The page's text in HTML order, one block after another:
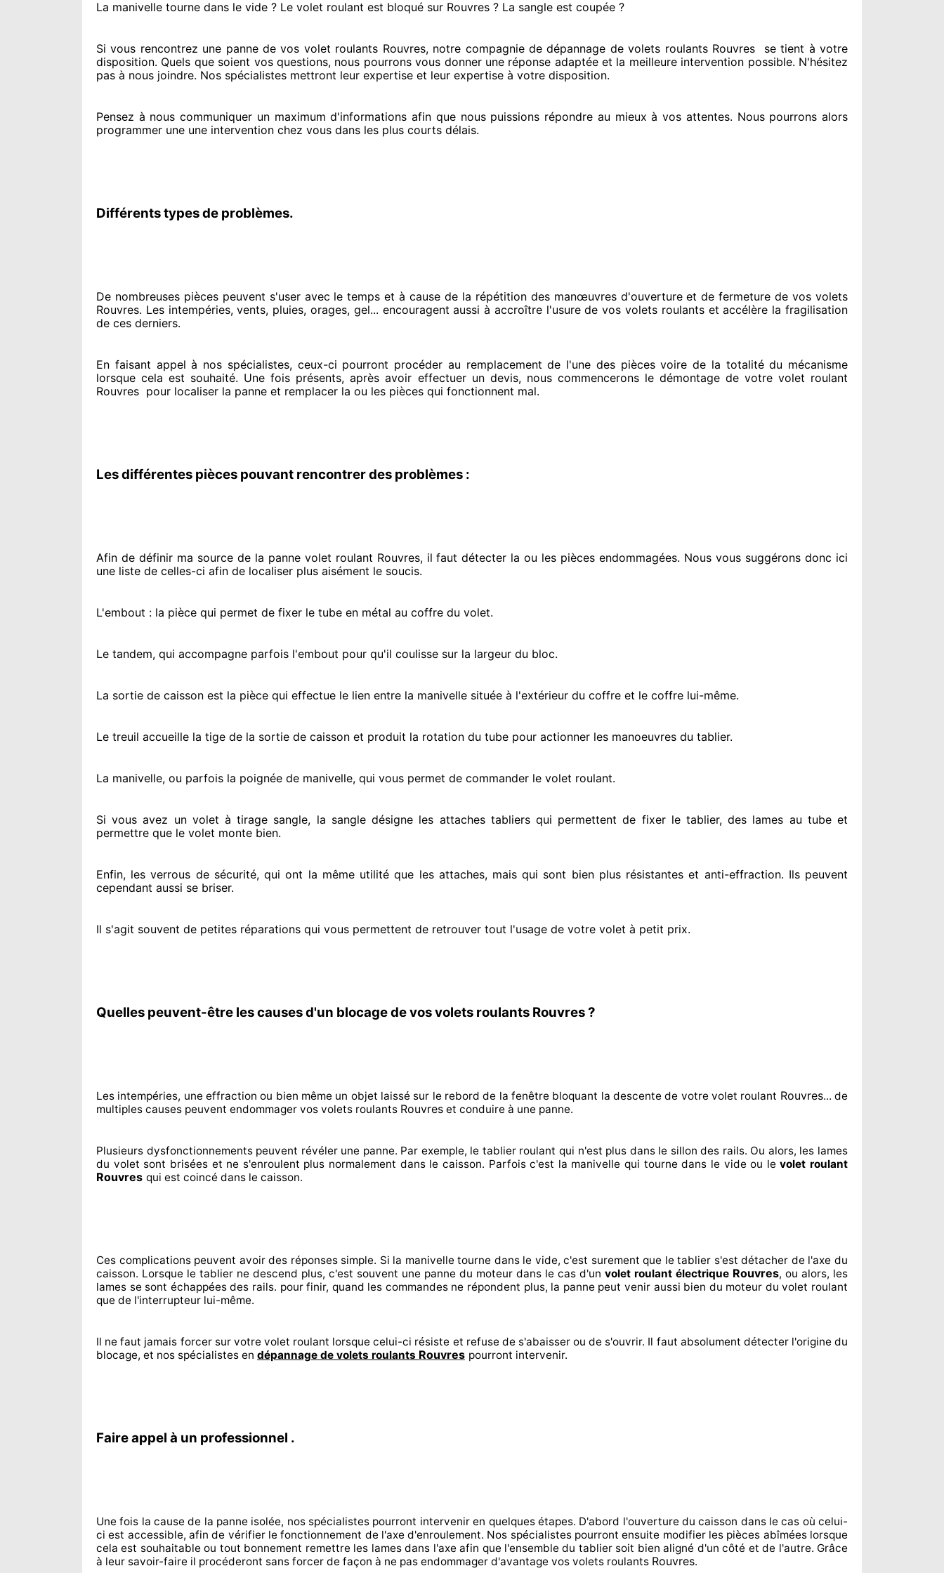
La manivelle tourne dans le vide ? Le volet roulant est bloqué sur Rouvres ? La sangle est coupée ?
Si vous rencontrez une panne de vos volet roulants Rouvres, notre compagniede dépannage de volets roulants Rouvres se tient à votre
disposition. Quels que soient vos questions, nous pourrons vous donnerune réponse adaptéeet la meilleure intervention possible. N'hésitez
pas à nous joindre. Nos spécialistes mettront leur expertise et leur expertise à votre disposition.
Pensez à nous communiquer un maximum d'informations afin que nous puissions répondre au mieux à vos attentes. Nous pourrons alors
programmer une une intervention chez vous dans les plus courts délais.
Différents types de problèmes.
De nombreuses pièces peuvent s'user avec le temps et à cause de la répétition des manœuvres d'ouverture et de fermeture de vos volets
Rouvres. Les intempéries, vents, pluies, orages, gel... encouragent aussi à accroîtrel'usure de vos volets roulants et accélère la fragilisation
de ces derniers.
En faisant appel à nos spécialistes, ceux-ci pourront procéder au remplacement de l'une des pièces voire de la totalitédu mécanisme
lorsque cela est souhaité. Une fois présents, après avoir effectuerun devis, nous commencerons ledémontage de votre volet roulant
Rouvres pour localiser la panne et remplacer la ou les pièces qui fonctionnent mal.
Les différentes pièces pouvant rencontrer des problèmes :
Afin de définir ma sourcede la panne volet roulant Rouvres, il faut détecter la ou les pièces endommagées. Nous vous suggérons donc ici
une liste de celles-ci afin de localiser plus aisément le soucis.
L'embout : la pièce qui permet de fixer le tube en métal au coffre du volet.
Le tandem, qui accompagne parfois l'embout pour qu'il coulisse sur la largeur du bloc.
La sortie de caisson est la pièce qui effectue le lien entre la manivelle située à l'extérieur du coffre et le coffre lui-même.
Le treuil accueille la tige de la sortie de caisson et produit la rotation du tube pour actionner les manoeuvres du tablier.
La manivelle, ou parfois la poignée de manivelle, qui vous permet de commander le volet roulant.
Si vous avez un volet à tirage sangle, la sangle désigne les attaches tabliers qui permettent de fixer le tablier, des lames au tube et
permettre que le volet monte bien.
Enfin, les verrous de sécurité, qui ont la même utilité que les attaches, mais qui sont bien plus résistantes et anti-effraction. Ils peuvent
cependant aussi se briser.
Il s'agit souvent de petites réparations qui vous permettent de retrouver tout l'usage de votre volet à petit prix.
Quelles peuvent-être les causes d'un blocage de vos volets roulants Rouvres ?
Les intempéries, une effraction ou bien même un objet laissé sur le rebord de la fenêtre bloquant la descente de votre volet roulant Rouvres... de
multiples causes peuvent endommager vos volets roulants Rouvres et conduire à une panne.
Plusieurs dysfonctionnements peuvent révélerune panne. Par exemple, le tablier roulant qui n'est plus dans le sillon des rails. Ou alors, les lames
du volet sont briséeset ne s'enroulent plus normalement dans le caisson. Parfoisc'est la manivelle qui tourne dans le vide ou levolet roulant
Rouvres qui est coincé dans le caisson.
Ces complications peuvent avoir des réponsessimple. Si la manivelle tourne dans le vide, c'est surement que le tablier s'est détacher de l'axe du
caisson. Lorsque le tablier ne descend plus, c'est souvent une panne du moteur dans le cas d'un volet roulant électrique Rouvres, ou alors, les
lames se sont échappéesdes rails. pour finir, quand les commandes ne répondent plus, la panne peut venir aussi bien du moteur du volet roulant
que de l'interrupteur lui-même.
Il ne faut jamais forcer survotre volet roulant lorsque celui-ci résiste et refuse de s'abaisser ou de s'ouvrir. Il faut absolument détecterl'originedu
blocage, et nos spécialistes en dépannage de volets roulants Rouvres pourront intervenir.
Faire appel à un professionnel .
Une fois la cause de la panne isolée, nos spécialistes pourront interveniren quelques étapes. D'abord l'ouverture du caisson dans le cas où celui-
ci est accessible, afin de vérifier le fonctionnement de l'axe d'enroulement. Nos spécialistespourront ensuite modifierles pièces abîméeslorsque
cela est souhaitableou tout bonnement remettreles lames dans l'axe afin que l'ensembledu tablier soit bien aligné d'un côté et de l'autre. Grâce
à leur savoir-faire il procéderont sans forcer de façon à ne pas endommager d'avantage vos volets roulants Rouvres.